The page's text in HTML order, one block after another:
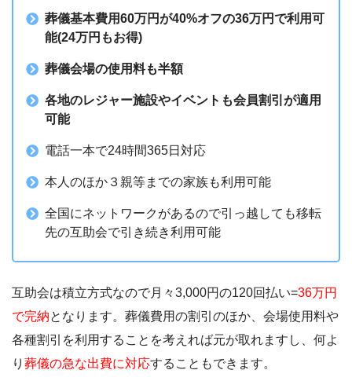
葬儀基本費用60万円が40%オフの36万円で利用可
能(24万円もお得)
葬儀会場の使用料も半額
各地のレジャー施設やイベントも会員割引が適用
可能
電話一本で24時間365日対応
本人のほか３親等までの家族も利用可能
全国にネットワークがあるので引っ越しても移転
先の互助会で引き続き利用可能
互助会は積立方式なので月々3,000円の120回払い=36万円
で完納となります。葬儀費用の割引のほか、会場使用料や
各種割引を利用することを考えれば元が取れますし、何よ
り 葬儀の急な出費に対応することもできます。